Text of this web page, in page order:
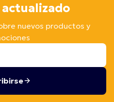
nuevos productos y